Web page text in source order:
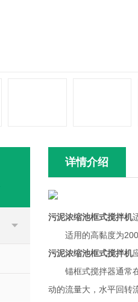
详情介绍
污泥浓缩池框式搅拌机
适用的高黏度为200
污泥浓缩池框式搅拌机
锚框式搅拌器通常在
动的流量大，水平回转